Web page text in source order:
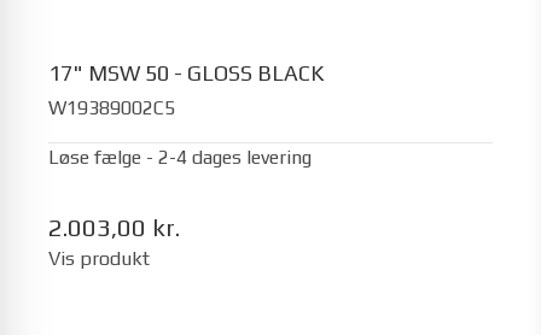
17" MSW 50 - GLOSS BLACK
W19389002C5
Løse fælge - 2-4 dages levering
2.003,00 kr.
Vis produkt